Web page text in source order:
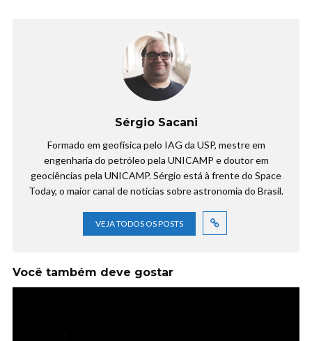
Sérgio Sacani
Formado em geofísica pelo IAG da USP, mestre em
engenharia do petróleo pela UNICAMP e doutor em
geociências pela UNICAMP. Sérgio está à frente do Space
Today, o maior canal de notícias sobre astronomia do Brasil.
VEJA TODOS OS POSTS
Você também deve gostar